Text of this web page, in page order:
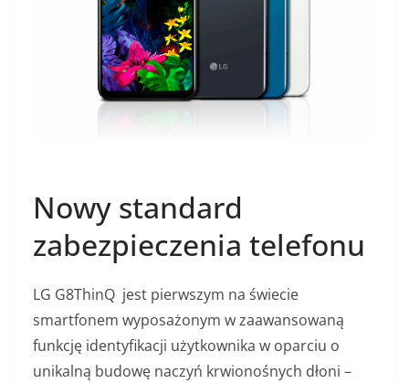
Nowy standard
zabezpieczenia telefonu
LG G8ThinQ jest pierwszym na świecie
smartfonem wyposażonym w zaawansowaną
funkcję identyfikacji użytkownika w oparciu o
unikalną budowę naczyń krwionośnych dłoni –